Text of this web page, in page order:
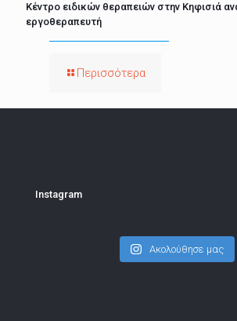
Κέντρο ειδικών θεραπειών στην Κηφισιά
εργοθεραπευτή
Περισσότερα
Instagram
Ακολούθησε μας